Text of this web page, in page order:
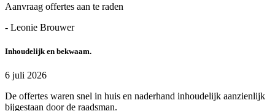
Aanvraag offertes aan te raden
- Leonie Brouwer
Inhoudelijk en bekwaam.
6 juli 2026
De offertes waren snel in huis en naderhand inhoudelijk aanzienlijk
bijgestaan door de raadsman.